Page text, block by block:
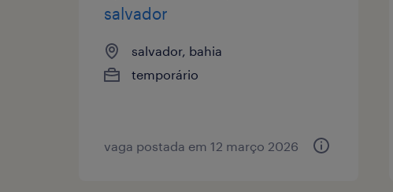
salvador
salvador, bahia
temporário
vaga postada em 12 março 2026